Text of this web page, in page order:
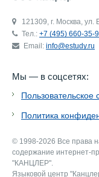
121309, г. Москва, ул.
Тел.: +7 (495) 660-35-
Email: info@estudy.ru
Мы — в соцсетях:
Пользовательское
Политика
© 1998-2026 Все права
содержание интернет-
"КАНЦЛЕР".
Языковой центр